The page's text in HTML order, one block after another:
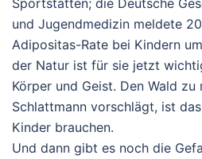
und Jugendmedizin meldete
Adipositas-Rate bei Kindern
der Natur ist für sie jetzt
Körper und Geist. Den Wald zu
Schlattmann vorschlägt, ist
Kinder brauchen.
Und dann gibt es noch die